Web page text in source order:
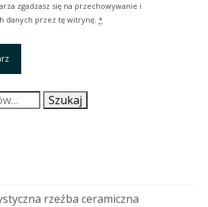
zgadzasz się na przechowywanie i
danych przez tę witrynę. *
Szukaj
rzeźba ceramiczna